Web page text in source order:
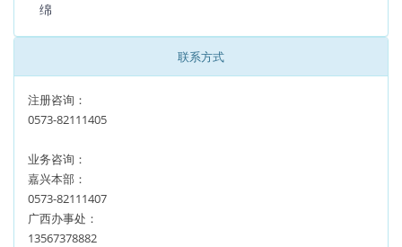
绵
联系方式
注册咨询：
0573-82111405
业务咨询：
嘉兴本部：
0573-82111407
广西办事处：
13567378882